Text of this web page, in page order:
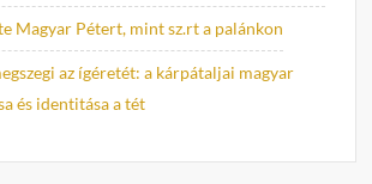
Magyar Pétert, mint sz.rt a palánkon
az ígéretét: a kárpátaljai magyar
és identitása a tét